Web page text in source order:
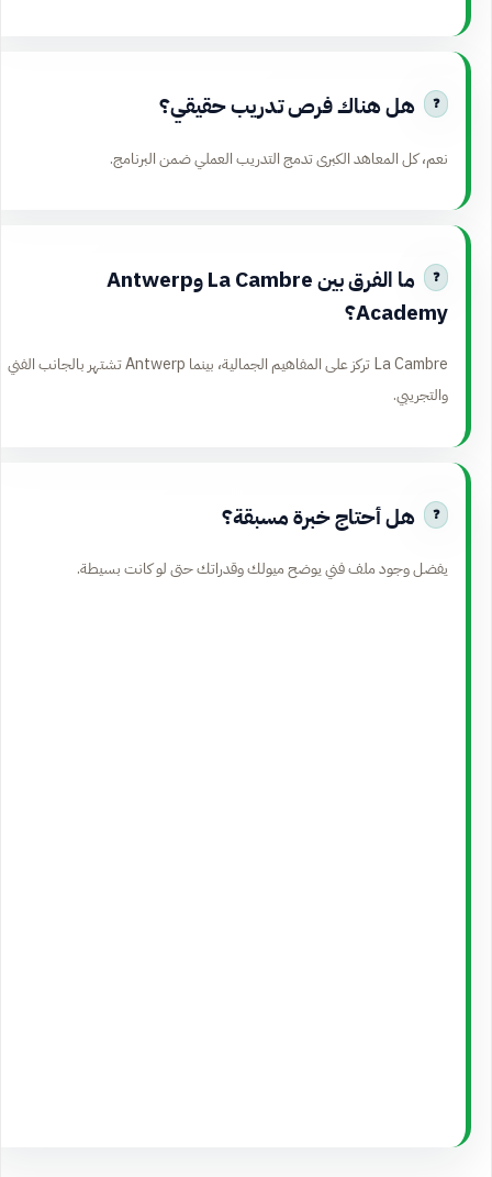
هل هناك فرص تدريب حقيقي؟
نعم، كل المعاهد الكبرى تدمج التدريب العملي ضمن البرنامج.
ما الفرق بين La Cambre وAntwerp
Academy؟
La Cambre تركز على المفاهيم الجمالية، بينما Antwerp تشتهر بالجانب الفني
والتجريبي.
هل أحتاج خبرة مسبقة؟
يفضل وجود ملف فني يوضح ميولك وقدراتك حتى لو كانت بسيطة.